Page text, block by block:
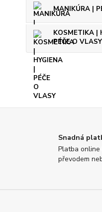
MANIKÚRA |
KOSMETIKA |
PÉČE O VLASY
Snadná
Platba online
převodem